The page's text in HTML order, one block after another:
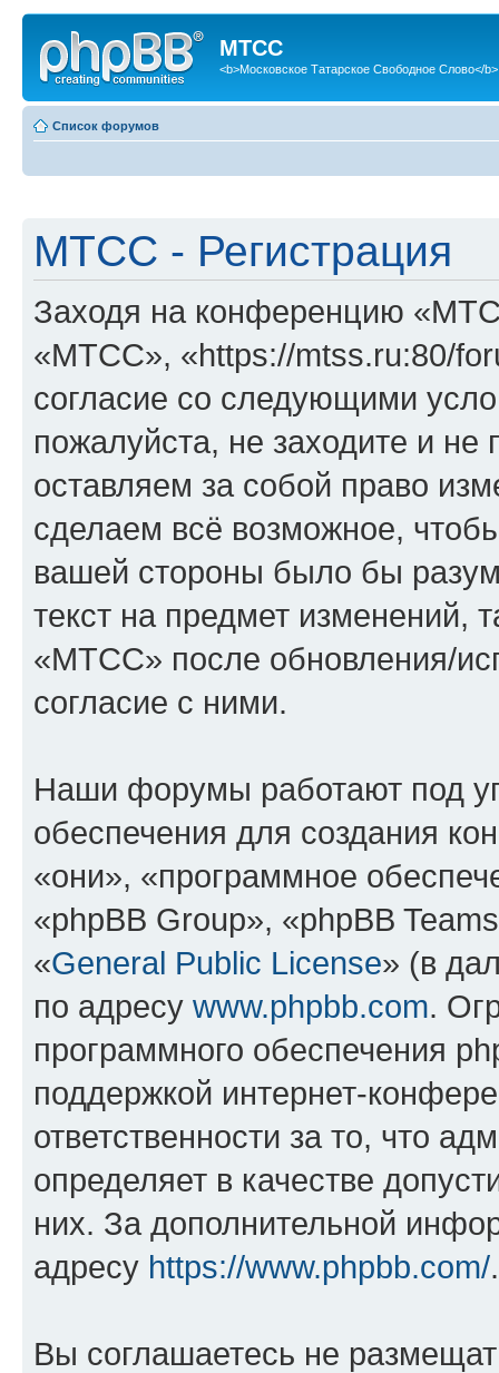
МТСС
<b>Московское Татарское Свободное Слово</b>
Список форумов
МТСС - Регистрация
Заходя на конференцию
«МТСС», «https://mtss.ru:80/
согласие со следующими
пожалуйста, не заходите и
оставляем за собой право
сделаем всё возможное,
вашей стороны было бы
текст на предмет изменений,
«МТСС» после обновления/
согласие с ними.
Наши форумы работают под
обеспечения для создания
«они», «программное
«phpBB Group», «phpBB
«General Public License» (в
по адресу www.phpbb.com.
программного обеспечения
поддержкой интернет-
ответственности за то, что
определяет в качестве
них. За дополнительной
адресу https://www.phpbb.com/.
Вы соглашаетесь не